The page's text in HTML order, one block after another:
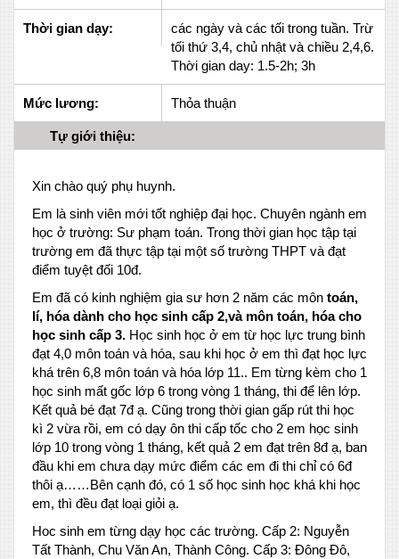
Thời gian dạy:
các ngày và các tối trong tuần. Trừ
tối thứ 3,4, chủ nhật và chiều 2,4,6.
Thời gian day: 1.5-2h; 3h
Mức lương: Thỏa thuận
Tự giới thiệu:
Xin chào quý phụ huynh.
Em là sinh viên mới tốt nghiệp đại học. Chuyên ngành em
học ở trường: Sư phạm toán. Trong thời gian học tập tại
trường em đã thực tập tại một số trường THPT và đạt
điểm tuyệt đối 10đ.
Em đã có kinh nghiệm gia sư hơn 2 năm các môn toán,
lí, hóa dành cho học sinh cấp 2,và môn toán, hóa cho
học sinh cấp 3. Học sinh học ở em từ học lực trung bình
đạt 4,0 môn toán và hóa, sau khi học ở em thì đạt học lực
khá trên 6,8 môn toán và hóa lớp 11.. Em từng kèm cho 1
học sinh mất gốc lớp 6 trong vòng 1 tháng, thi để lên lớp.
Kết quả bé đạt 7đ ạ. Cũng trong thời gian gấp rút thi học
kì 2 vừa rồi, em có dạy ôn thi cấp tốc cho 2 em học sinh
lớp 10 trong vòng 1 tháng, kết quả 2 em đạt trên 8đ ạ, ban
đầu khi em chưa dạy mức điểm các em đi thi chỉ có 6đ
thôi ạ……Bên cạnh đó, có 1 số học sinh học khá khi học
em, thì đều đạt loại giỏi ạ.
Hoc sinh em từng dạy học các trường. Cấp 2: Nguyễn
Tất Thành, Chu Văn An, Thành Công. Cấp 3: Đông Đô,